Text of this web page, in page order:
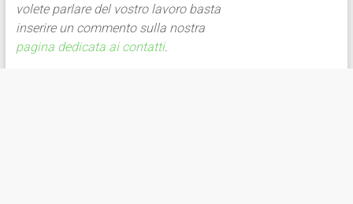
volete parlare del vostro lavoro basta
inserire un commento sulla nostra
pagina dedicata ai contatti.